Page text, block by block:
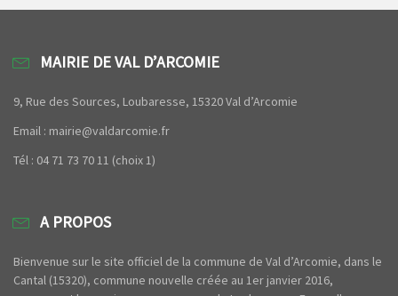
MAIRIE DE VAL D’ARCOMIE
9, Rue des Sources, Loubaresse, 15320 Val d’Arcomie
Email : mairie@valdarcomie.fr
Tél : 04 71 73 70 11 (choix 1)
A PROPOS
Bienvenue sur le site officiel de la commune de Val d’Arcomie, dans le
Cantal (15320), commune nouvelle créée au 1er janvier 2016,